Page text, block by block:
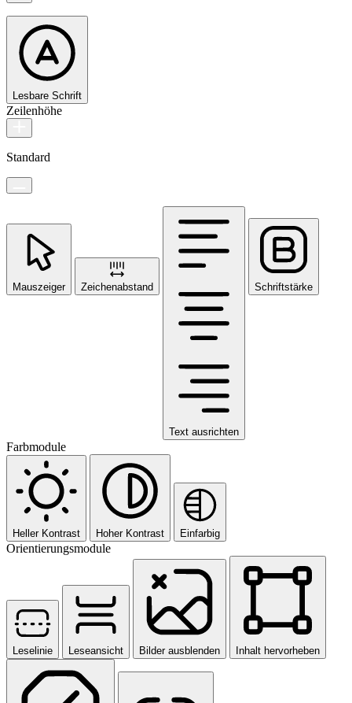
Lesbare Schrift
Zeilenhöhe
Standard
Mauszeiger Zeichenabstand
Text ausrichten
Schriftstärke
Farbmodule
Heller Kontrast Hoher Kontrast Einfarbig
Orientierungsmodule
Leselinie Leseansicht Bilder ausblenden Inhalt hervorheben